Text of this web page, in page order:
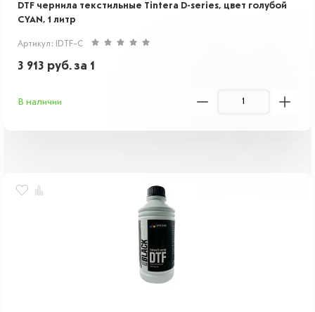
DTF чернила текстильные Tintera D-series, цвет голубой
CYAN, 1 литр
Артикул: IDTF-C
3 913 руб.за 1
В наличии